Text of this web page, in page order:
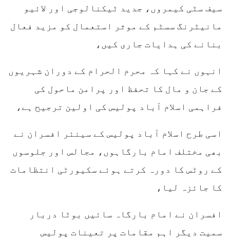
سیف سٹی کیمروں، جدید ٹیکنالوجی اور لائیو
مانیٹرنگ سسٹم کے موثر استعمال کو مزید فعال
بنانے کی ہدایات جاری کیں،
انہوں نے کہا کہ محرم الحرام کے دوران شہریوں
کے جان و مال کا تحفظ اور پرامن ماحول کی
فراہمی اسلام آباد پولیس کی اولین ترجیح ہے،
اسی طرح اسلام آباد پولیس کے سینئر افسران نے
بھی مختلف امام بارگاہوں، مجالس اور جلوسوں
کے روٹس کا دورہ کرتے ہوئے سکیورٹی انتظامات
کا جائزہ لیا،
افسران نے امام بارگاہ سائیں بوٹا دربار
سمیت دیگر اہم مقامات پر تعینات پولیس